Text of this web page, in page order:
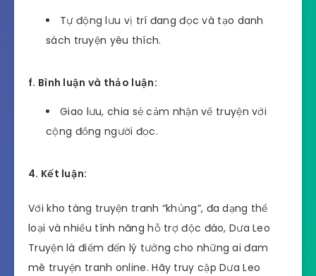
Tự động lưu vị trí đang đọc và tạo danh
sách truyện yêu thích.
f. Bình luận và thảo luận:
Giao lưu, chia sẻ cảm nhận về truyện với
cộng đồng người đọc.
4. Kết luận:
Với kho tàng truyện tranh “khủng”, đa dạng thể
loại và nhiều tính năng hỗ trợ độc đáo, Dưa Leo
Truyện là điểm đến lý tưởng cho những ai đam
mê truyện tranh online. Hãy truy cập Dưa Leo